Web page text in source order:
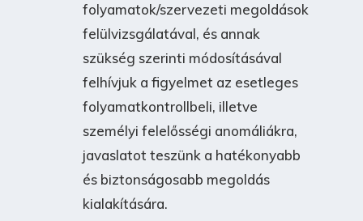
folyamatok/szervezeti megoldások
felülvizsgálatával, és annak
szükség szerinti módosításával
felhívjuk a figyelmet az esetleges
folyamatkontrollbeli, illetve
személyi felelősségi anomáliákra,
javaslatot teszünk a hatékonyabb
és biztonságosabb megoldás
kialakítására.